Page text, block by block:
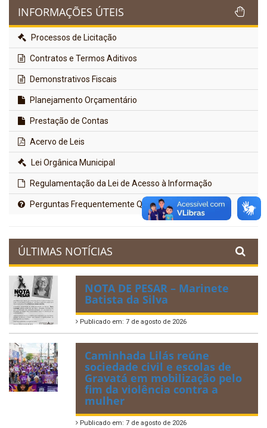
INFORMAÇÕES ÚTEIS
Processos de Licitação
Contratos e Termos Aditivos
Demonstrativos Fiscais
Planejamento Orçamentário
Prestação de Contas
Acervo de Leis
Lei Orgânica Municipal
Regulamentação da Lei de Acesso à Informação
Perguntas Frequentemente Questionadas
ÚLTIMAS NOTÍCIAS
NOTA DE PESAR – Marinete
Batista da Silva
Publicado em: 7 de agosto de 2026
Caminhada Lilás reúne
sociedade civil e escolas de
Gravatá em mobilização pelo
fim da violência contra a
mulher
Publicado em: 7 de agosto de 2026